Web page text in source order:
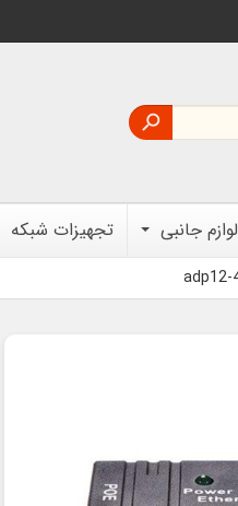

لوازم جانبی تجهیزات شبکه